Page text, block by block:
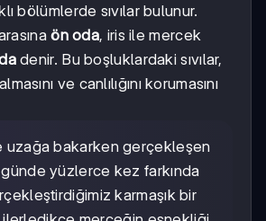
bölümlerde sıvılar bulunur.
ön oda, iris ile mercek
denir. Bu boşluklardaki sıvılar,
ve canlılığını korumasını
uzağa bakarken gerçekleşen
yüzlerce kez farkında
karmaşık bir